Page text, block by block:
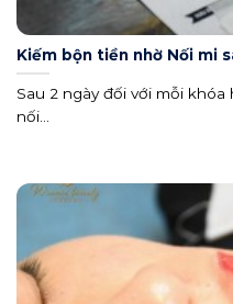
Kiếm bộn tiền nhờ Nối mi
Sau 2 ngày đối với mỗi
nối...